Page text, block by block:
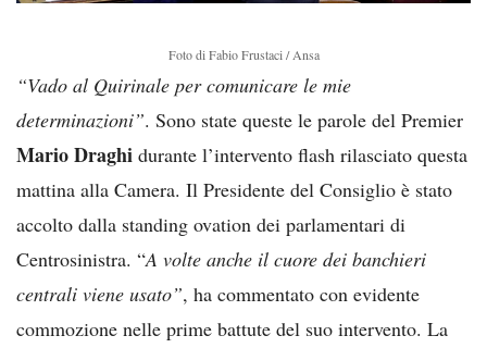
Foto di Fabio Frustaci / Ansa
“Vado al Quirinale per comunicare le mie
determinazioni”. Sono state queste le parole del Premier
Mario Draghi durante l’intervento flash rilasciato questa
mattina alla Camera. Il Presidente del Consiglio è stato
accolto dalla standing ovation dei parlamentari di
Centrosinistra. “A volte anche il cuore dei banchieri
centrali viene usato”, ha commentato con evidente
commozione nelle prime battute del suo intervento. La